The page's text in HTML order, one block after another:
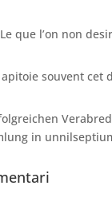
que l’on non
souvent cet
in